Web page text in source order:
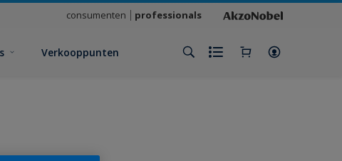
consumenten professionals
Verkooppunten